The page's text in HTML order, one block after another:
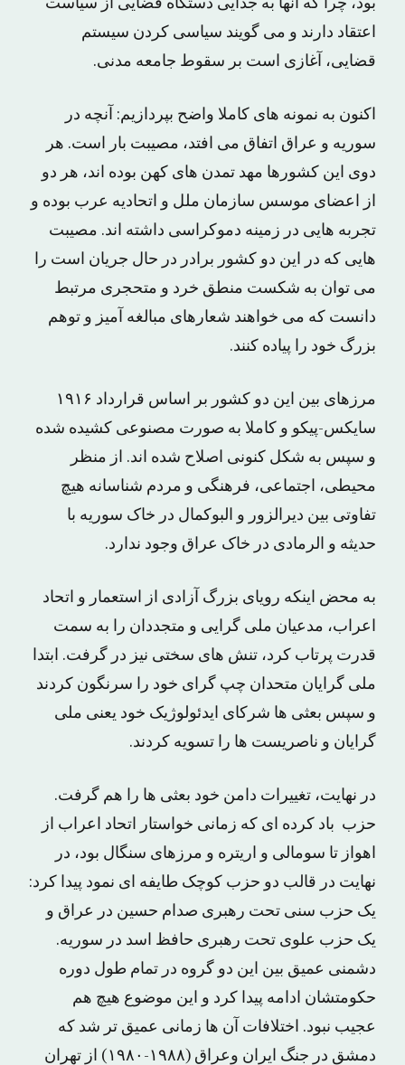
بود، چرا که آنها به جدایی دستگاه قضایی از سیاست
اعتقاد دارند و می گویند سیاسی کردن سیستم
قضایی، آغازی است بر سقوط جامعه مدنی.
اکنون به نمونه های کاملا واضح بپردازیم: آنچه در
سوریه و عراق اتفاق می افتد، مصیبت بار است. هر
دوی این کشورها مهد تمدن های کهن بوده اند، هر دو
از اعضای موسس سازمان ملل و اتحادیه عرب بوده و
تجربه هایی در زمینه دموکراسی داشته اند. مصیبت
هایی که در این دو کشور برادر در حال جریان است را
می توان به شکست منطق خرد و متحجری مرتبط
دانست که می خواهند شعارهای مبالغه آمیز و توهم
بزرگ خود را پیاده کنند.
مرزهای بین این دو کشور بر اساس قرارداد ۱۹۱۶
سایکس-پیکو و کاملا به صورت مصنوعی کشیده شده
و سپس به شکل کنونی اصلاح شده اند. از منظر
محیطی، اجتماعی، فرهنگی و مردم شناسانه هیچ
تفاوتی بین دیرالزور و البوکمال در خاک سوریه با
حدیثه و الرمادی در خاک عراق وجود ندارد.
به محض اینکه رویای بزرگ آزادی از استعمار و اتحاد
اعراب، مدعیان ملی گرایی و متجددان را به سمت
قدرت پرتاب کرد، تنش های سختی نیز در گرفت. ابتدا
ملی گرایان متحدان چپ گرای خود را سرنگون کردند
و سپس بعثی ها شرکای ایدئولوژیک خود یعنی ملی
گرایان و ناصریست ها را تسویه کردند.
در نهایت، تغییرات دامن خود بعثی ها را هم گرفت.
حزب باد کرده ای که زمانی خواستار اتحاد اعراب از
اهواز تا سومالی و اریتره و مرزهای سنگال بود، در
نهایت در قالب دو حزب کوچک طایفه ای نمود پیدا کرد:
یک حزب سنی تحت رهبری صدام حسین در عراق و
یک حزب علوی تحت رهبری حافظ اسد در سوریه.
دشمنی عمیق بین این دو گروه در تمام طول دوره
حکومتشان ادامه پیدا کرد و این موضوع هیچ هم
عجیب نبود. اختلافات آن ها زمانی عمیق تر شد که
دمشق در جنگ ایران وعراق (۱۹۸۸-۱۹۸۰) از تهران